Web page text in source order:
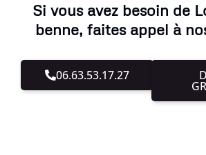
Si vous avez besoin de
benne, faites appel à
06.63.53.17.27